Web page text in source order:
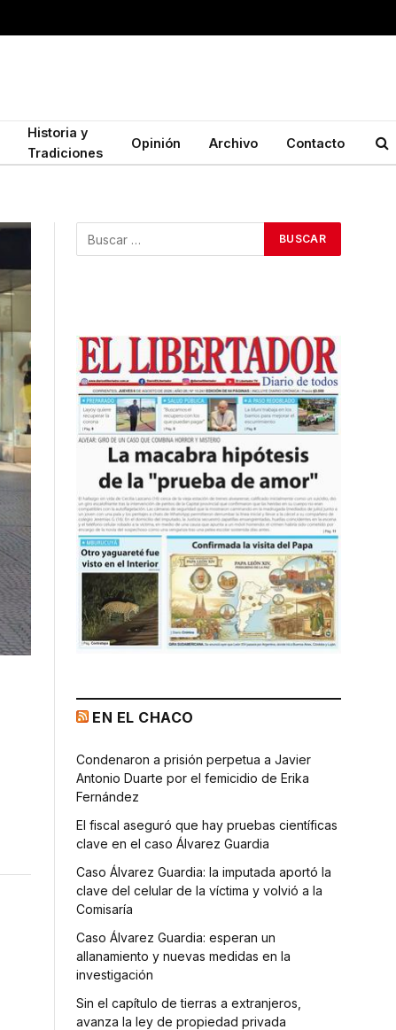
Historia y
Tradiciones
Opinión Archivo Contacto
EN EL CHACO
Condenaron a prisión perpetua a Javier
Antonio Duarte por el femicidio de Erika
Fernández
El fiscal aseguró que hay pruebas científicas
clave en el caso Álvarez Guardia
Caso Álvarez Guardia: la imputada aportó la
clave del celular de la víctima y volvió a la
Comisaría
Caso Álvarez Guardia: esperan un
allanamiento y nuevas medidas en la
investigación
Sin el capítulo de tierras a extranjeros,
avanza la ley de propiedad privada